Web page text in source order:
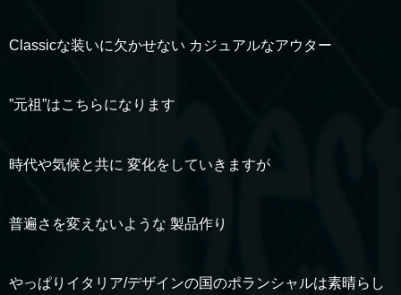
Classicな装いに欠かせない カジュアルなアウター
”元祖”はこちらになります
時代や気候と共に 変化をしていきますが
普遍さを変えないような 製品作り
やっぱりイタリア/デザインの国のポランシャルは素晴らし